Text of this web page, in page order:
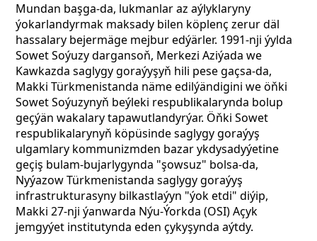
Mundan başga-da, lukmanlar az aýlyklaryny
ýokarlandyrmak maksady bilen köplenç zerur däl
hassalary bejermäge mejbur edýärler. 1991-nji ýylda
Sowet Soýuzy dargansoň, Merkezi Aziýada we
Kawkazda saglygy goraýyşyň hili pese gaçsa-da,
Makki Türkmenistanda näme edilýändigini we öňki
Sowet Soýuzynyň beýleki respublikalarynda bolup
geçýän wakalary tapawutlandyrýar. Öňki Sowet
respublikalarynyň köpüsinde saglygy goraýyş
ulgamlary kommunizmden bazar ykdysadyýetine
geçiş bulam-bujarlygynda "şowsuz" bolsa-da,
Nyýazow Türkmenistanda saglygy goraýyş
infrastrukturasyny bilkastlaýyn "ýok etdi" diýip,
Makki 27-nji ýanwarda Nýu-Ýorkda (OSI) Açyk
jemgyýet institutynda eden çykyşynda aýtdy.